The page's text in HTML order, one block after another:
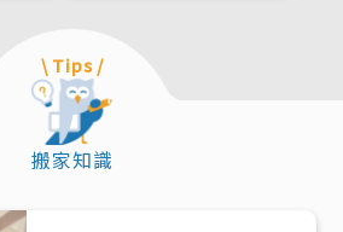
\ Tips /
搬家知識